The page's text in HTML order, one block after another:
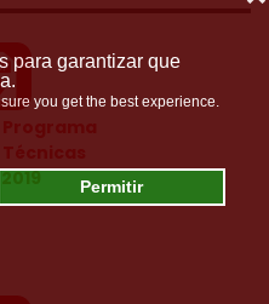
para garantizar que
you get the best experience.
Permitir